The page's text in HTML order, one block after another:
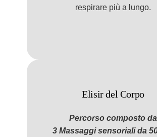
respirare più a lungo.
Elisir del Corpo
Percorso composto da
3 Massaggi sensoriali da